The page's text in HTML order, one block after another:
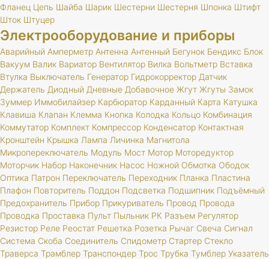
Фланец Цепь Шайба Шарик Шестерни Шестерня Шпонка Штифт
Шток Штуцер
Электрооборудование и приборы
Аварийный Амперметр Антенна Антенный Бегунок Бендикс Блок
Вакуум Валик Вариатор Вентилятор Вилка Вольтметр Вставка
Втулка Выключатель Генератор Гидрокорректор Датчик
Держатель Диодный Дневные Добавочное Жгут Жгуты Замок
Зуммер Иммобилайзер Карбюратор Карданный Карта Катушка
Клавиша Клапан Клемма Кнопка Колодка Кольцо Комбинация
Коммутатор Комплект Компрессор Конденсатор Контактная
Кронштейн Крышка Лампа Личинка Магнитола
Микропереключатель Модуль Мост Мотор Моторедуктор
Моторчик Набор Наконечник Насос Ножной Обмотка Ободок
Оптика Патрон Переключатель Переходник Планка Пластина
Плафон Повторитель Поддон Подсветка Подшипник Подъёмный
Предохранитель Прибор Прикуриватель Провод Провода
Проводка Проставка Пульт Пыльник РК Разъем Регулятор
Резистор Реле Реостат Решетка Розетка Рычаг Свеча Сигнал
Система Скоба Соединитель Спидометр Стартер Стекло
Траверса Трамблер Транспондер Трос Трубка Тумблер Указатель